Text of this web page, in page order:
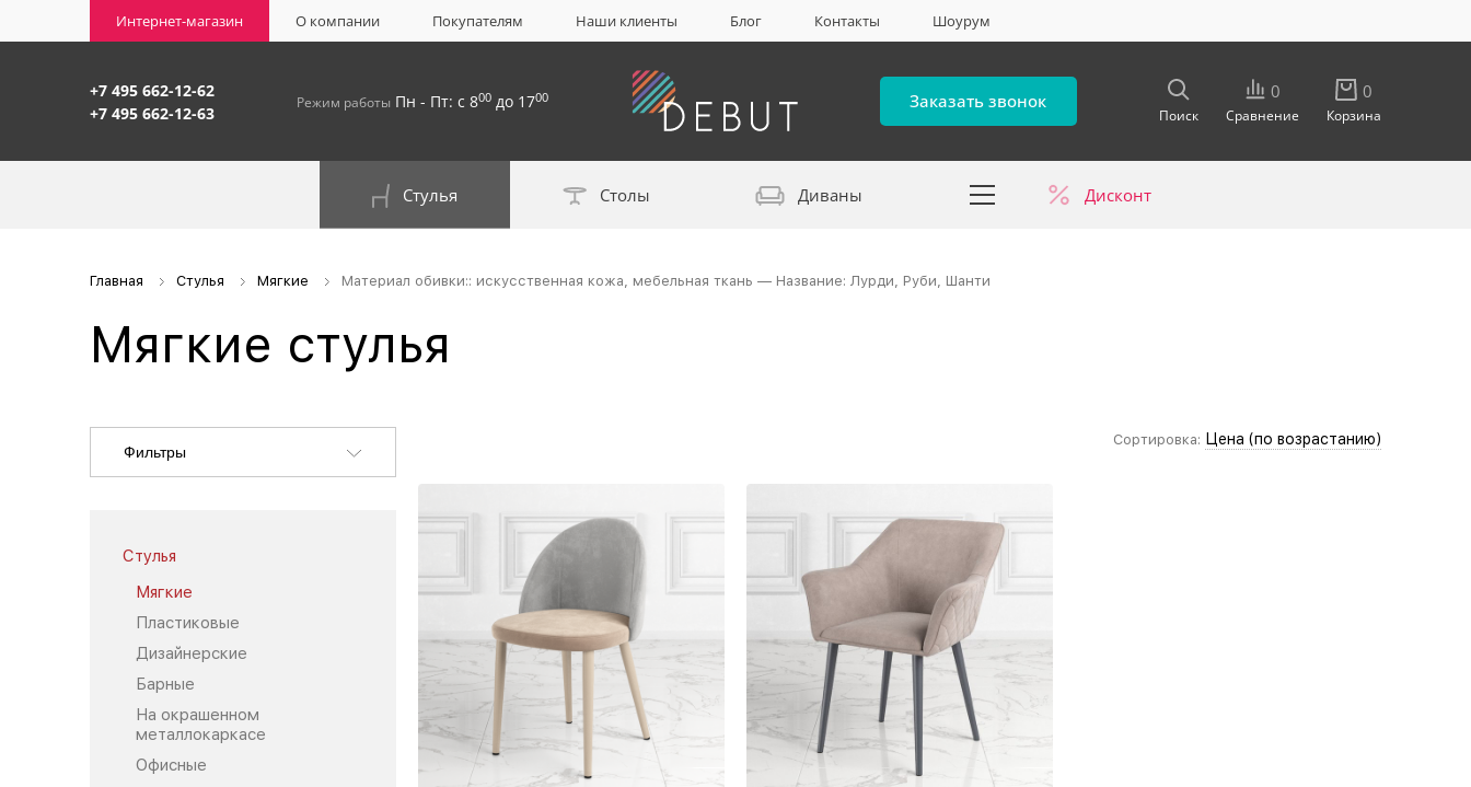
Интернет-магазин О компании Покупателям Наши клиенты Блог Контакты Шоурум
+7 495 662-12-62
+7 495 662-12-63
Режим работы Пн - Пт: с 800 до 1700 Заказать звонок
Поиск
0
Сравнение
0
Корзина
Стулья Столы Диваны Дисконт
Главная Стулья Мягкие Материал обивки:: искусственная кожа, мебельная ткань — Название: Лурди, Руби, Шанти
Мягкие стулья
Фильтры
Стулья
Мягкие
Пластиковые
Дизайнерские
Барные
На окрашенном
металлокаркасе
Офисные
Сортировка: Цена (по возрастанию)